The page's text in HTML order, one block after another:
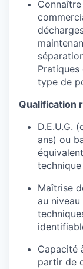
type de
Qualification
D.E.U.G.
ans) ou
technique
Maîtrise
au
Capacité
partir de